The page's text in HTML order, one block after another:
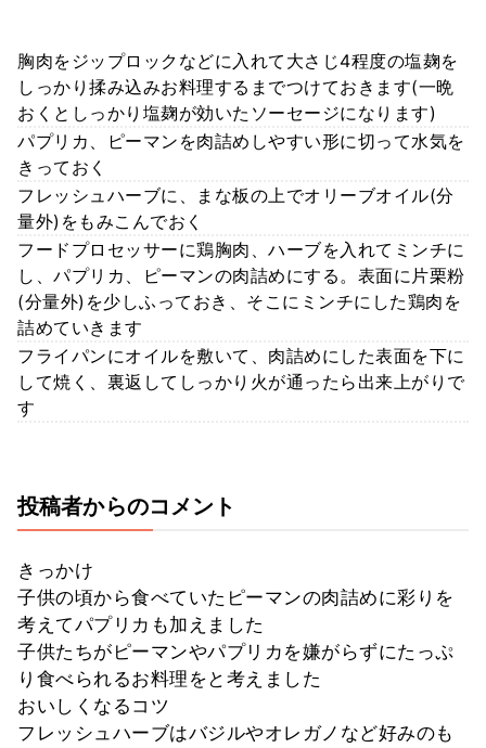
胸肉をジップロックなどに入れて大さじ4程度の塩麹を
しっかり揉み込みお料理するまでつけておきます(一晩
おくとしっかり塩麹が効いたソーセージになります)
パプリカ、ピーマンを肉詰めしやすい形に切って水気を
きっておく
フレッシュハーブに、まな板の上でオリーブオイル(分
量外)をもみこんでおく
フードプロセッサーに鶏胸肉、ハーブを入れてミンチに
し、パプリカ、ピーマンの肉詰めにする。表面に片栗粉
(分量外)を少しふっておき、そこにミンチにした鶏肉を
詰めていきます
フライパンにオイルを敷いて、肉詰めにした表面を下に
して焼く、裏返してしっかり火が通ったら出来上がりで
す
投稿者からのコメント
きっかけ
子供の頃から食べていたピーマンの肉詰めに彩りを
考えてパプリカも加えました
子供たちがピーマンやパプリカを嫌がらずにたっぷ
り食べられるお料理をと考えました
おいしくなるコツ
フレッシュハーブはバジルやオレガノなど好みのも